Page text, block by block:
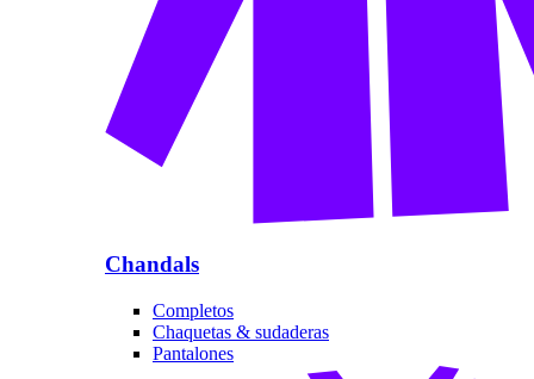
Chandals
Completos
Chaquetas & sudaderas
Pantalones